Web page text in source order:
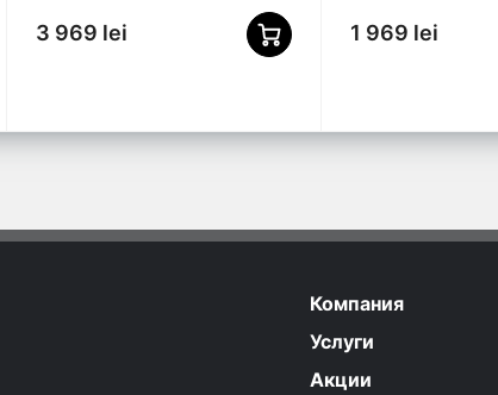
3 969 lei 1 969 lei
Компания
Услуги
Акции